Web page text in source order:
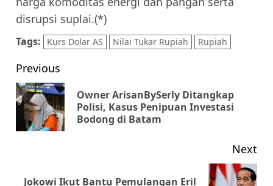
disrupsi suplai.(*)
Tags: Kurs Dolar AS Nilai Tukar Rupiah Rupiah
Post
navigation
Previous
Owner ArisanBySerly Ditangkap
Polisi, Kasus Penipuan Investasi
Bodong di Batam
Next
Jokowi Ikut Bantu Pemulangan Eril